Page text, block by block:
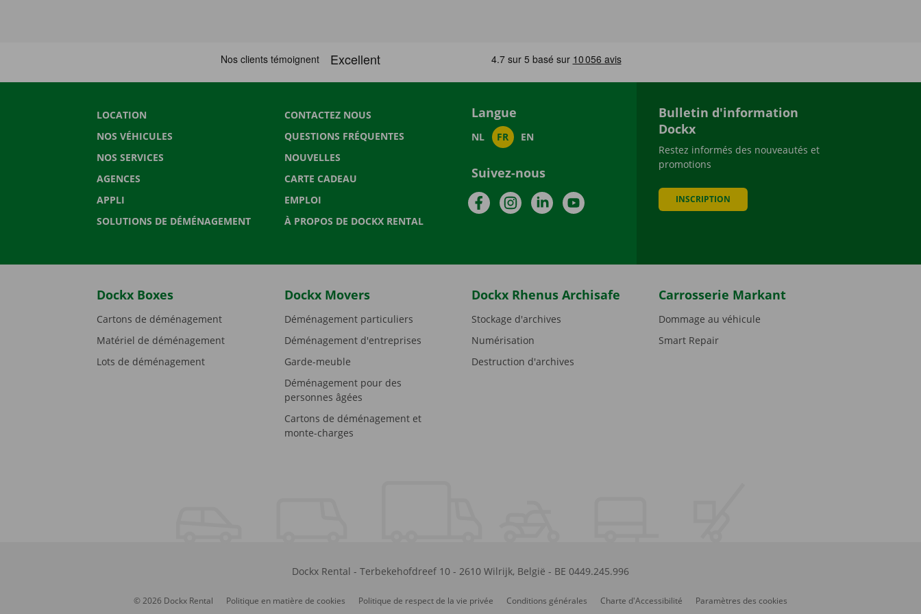
LOCATION
NOS VÉHICULES
NOS SERVICES
AGENCES
APPLI
SOLUTIONS DE DÉMÉNAGEMENT
CONTACTEZ NOUS
QUESTIONS FRÉQUENTES
NOUVELLES
CARTE CADEAU
EMPLOI
À PROPOS DE DOCKX RENTAL
Langue
NL FR EN
Suivez-nous
FacebookInstagramLinkedInYouTube
Bulletin d'information
Dockx
Restez informés des nouveautés et
promotions
INSCRIPTION
Dockx Boxes
Cartons de déménagement
Matériel de déménagement
Lots de déménagement
Dockx Movers
Déménagement particuliers
Déménagement d'entreprises
Garde-meuble
Déménagement pour des
personnes âgées
Cartons de déménagement et
monte-charges
Dockx Rhenus Archisafe
Stockage d'archives
Numérisation
Destruction d'archives
Carrosserie Markant
Dommage au véhicule
Smart Repair
Dockx Rental - Terbekehofdreef 10- 2610 Wilrijk, België - BE 0449.245.996
© 2026 Dockx Rental Politique en matière de cookies Politique de respect de la vie privée Conditions générales Charte d'Accessibilité Paramètres des cookies